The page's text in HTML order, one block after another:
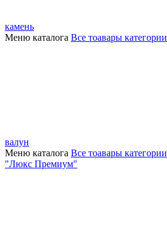
камень
Меню каталога Все тоавары категории
валун
Меню каталога Все тоавары категории
"Люкс Премиум"